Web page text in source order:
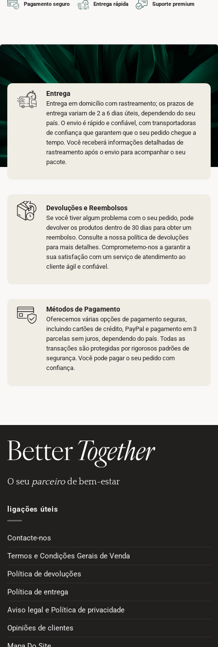
Pagamento seguro Entrega rápida Suporte premium
Entrega
Entrega em domicílio com rastreamento; os prazos de
entrega variam de 2 a 6 dias úteis, dependendo do seu
país. O envio é rápido e confiável, com transportadoras
de confiança que garantem que o seu pedido chegue a
tempo. Você receberá informações detalhadas de
rastreamento após o envio para acompanhar o seu
pacote.
Devoluções e Reembolsos
Se você tiver algum problema com o seu pedido, pode
devolver os produtos dentro de 30 dias para obter um
reembolso. Consulte a nossa política de devoluções
para mais detalhes. Comprometemo-nos a garantir a
sua satisfação com um serviço de atendimento ao
cliente ágil e confiável.
Métodos de Pagamento
Oferecemos várias opções de pagamento seguras,
incluindo cartões de crédito, PayPal e pagamento em 3
parcelas sem juros, dependendo do país. Todas as
transações são protegidas por rigorosos padrões de
segurança. Você pode pagar o seu pedido com
confiança.
O seu parceiro de bem-estar
ligações úteis
Contacte-nos
Termos e Condições Gerais de Venda
Política de devoluções
Política de entrega
Aviso legal e Política de privacidade
Opiniões de clientes